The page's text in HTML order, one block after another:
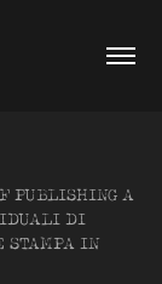
PUBLISHING A
DI
STAMPA IN